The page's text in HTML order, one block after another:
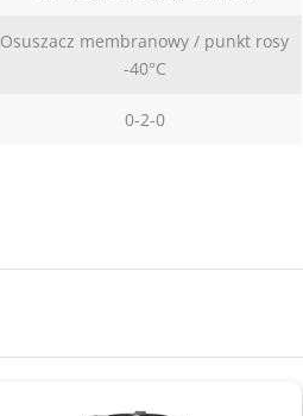
Osuszacz membranowy / punkt rosy
-40°C
0-2-0